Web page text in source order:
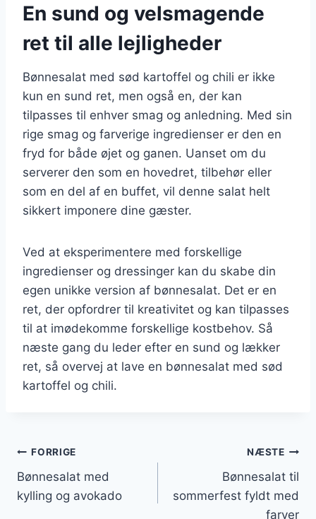
En sund og velsmagende
ret til alle lejligheder
Bønnesalat med sød kartoffel og chili er ikke
kun en sund ret, men også en, der kan
tilpasses til enhver smag og anledning. Med sin
rige smag og farverige ingredienser er den en
fryd for både øjet og ganen. Uanset om du
serverer den som en hovedret, tilbehør eller
som en del af en buffet, vil denne salat helt
sikkert imponere dine gæster.
Ved at eksperimentere med forskellige
ingredienser og dressinger kan du skabe din
egen unikke version af bønnesalat. Det er en
ret, der opfordrer til kreativitet og kan tilpasses
til at imødekomme forskellige kostbehov. Så
næste gang du leder efter en sund og lækker
ret, så overvej at lave en bønnesalat med sød
kartoffel og chili.
Indlægsnavigation
FORRIGE
Bønnesalat med
kylling og avokado
NÆSTE
Bønnesalat til
sommerfest fyldt med
farver